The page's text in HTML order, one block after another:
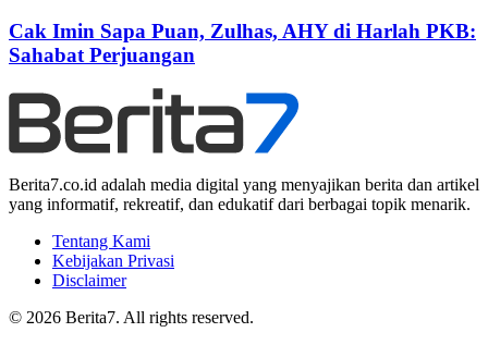
Cak Imin Sapa Puan, Zulhas, AHY di Harlah PKB:
Sahabat Perjuangan
Berita7.co.id adalah media digital yang menyajikan berita dan artikel
yang informatif, rekreatif, dan edukatif dari berbagai topik menarik.
Tentang Kami
Kebijakan Privasi
Disclaimer
© 2026 Berita7. All rights reserved.